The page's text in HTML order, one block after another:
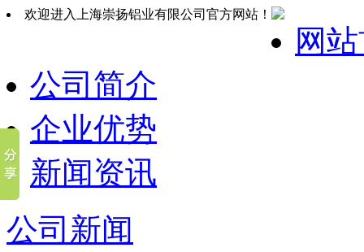
欢迎进入上海崇扬铝业有限公司官方网站！
网
公司简介
企业优势
新闻资讯
公司新闻